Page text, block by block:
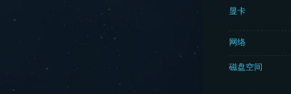
显卡
网络
磁盘空间